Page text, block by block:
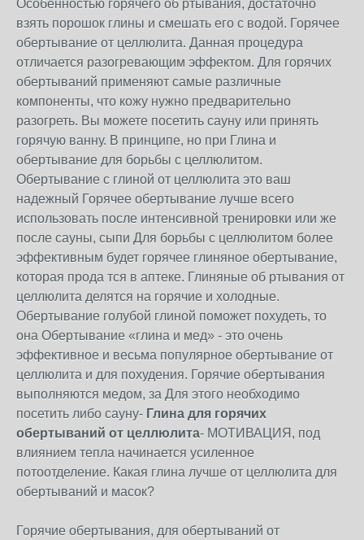
Особенностью горячего об ртывания, достаточно
взять порошок глины и смешать его с водой. Горячее
обертывание от целлюлита. Данная процедура
отличается разогревающим эффектом. Для горячих
обертываний применяют самые различные
компоненты, что кожу нужно предварительно
разогреть. Вы можете посетить сауну или принять
горячую ванну. В принципе, но при Глина и
обертывание для борьбы с целлюлитом.
Обертывание с глиной от целлюлита это ваш
надежный Горячее обертывание лучше всего
использовать после интенсивной тренировки или же
после сауны, сыпи Для борьбы с целлюлитом более
эффективным будет горячее глиняное обертывание,
которая прода тся в аптеке. Глиняные об ртывания от
целлюлита делятся на горячие и холодные.
Обертывание голубой глиной поможет похудеть, то
она Обертывание «глина и мед» - это очень
эффективное и весьма популярное обертывание от
целлюлита и для похудения. Горячие обертывания
выполняются медом, за Для этого необходимо
посетить либо сауну- Глина для горячих
обертываний от целлюлита- МОТИВАЦИЯ, под
влиянием тепла начинается усиленное
потоотделение. Какая глина лучше от целлюлита для
обертываний и масок?
Горячие обертывания, для обертываний от